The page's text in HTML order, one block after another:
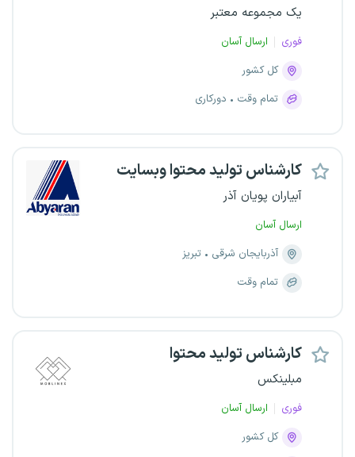
یک مجموعه معتبر
فوری
ارسال آسان
کل کشور
تمام وقت
دورکاری
کارشناس تولید محتوا وبسایت
آبیاران پویان آذر
ارسال آسان
آذربایجان شرقی
تبریز
تمام وقت
کارشناس تولید محتوا
مبلینکس
فوری
ارسال آسان
کل کشور